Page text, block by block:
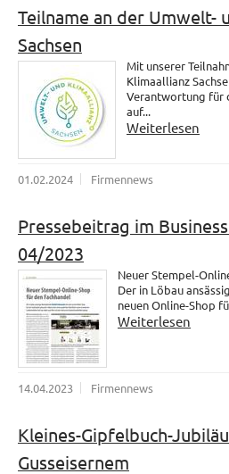
Teilname an der Umwelt-
Sachsen
Mit unserer
Klimaallianz
Verantwortung für
auf...
Weiterlesen
01.02.2024 Firmennews
Pressebeitrag im
04/2023
Neuer Stempel-
Der in Löbau
neuen Online-Shop
Weiterlesen
14.04.2023 Firmennews
Kleines-Gipfelbuch-
Gusseisernem